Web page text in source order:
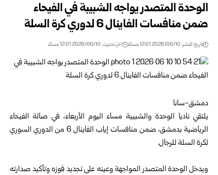
الوحدة المتصدر يواجه الشبيبة في الفيحاء
ضمن منافسات الفاينال 6 لدوري كرة السلة
تاريخ النشر: 2026/06/10 12:01 مساءً اخر تحديث: 2026/06/10 12:01 مساءً
دمشق-سانا
يلتقي ناديا الوحدة والشبيبة مساء اليوم الأربعاء، في صالة الفيحاء
الرياضية بدمشق
، ضمن منافسات إياب الفاينال 6 من الدوري السوري
لكرة السلة للرجال.
ويدخل الوحدة المتصدر المواجهة وعينه على تجديد فوزه وتأكيد صدارته